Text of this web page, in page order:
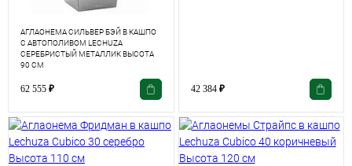
АГЛАОНЕМА СИЛЬВЕР БЭЙ В КАШПО
С АВТОПОЛИВОМ LECHUZA
СЕРЕБРИСТЫЙ МЕТАЛЛИК ВЫСОТА
90 СМ
62 555 ₽ 42 384 ₽